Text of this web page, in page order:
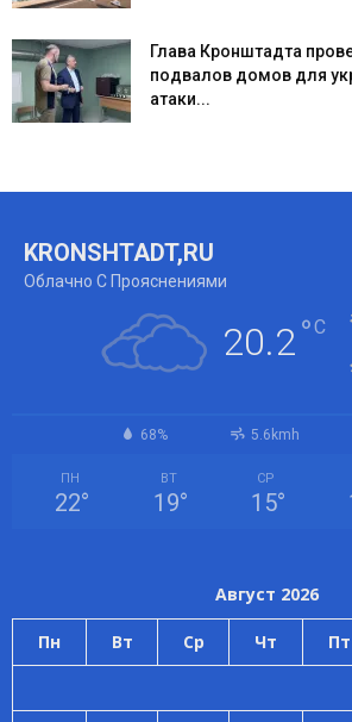
Глава Кронштадта
подвалов домов для
атаки...
KRONSHTADT,RU
Облачно С Прояснениями
20.2°C
68% 5.6kmh
ПН
22°
ВТ
19°
СР
15°
Август 2026
Пн Вт Ср Чт Пт